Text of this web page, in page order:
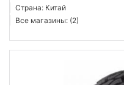
Страна: Китай
Все магазины: (2)